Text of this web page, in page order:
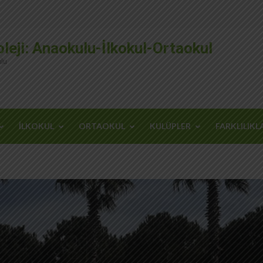
Anaokulu-İlkokul-Ortaokul
İLKOKUL ORTAOKUL KULÜPLER